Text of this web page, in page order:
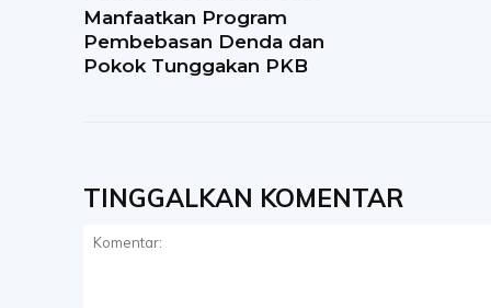
Manfaatkan Program
Pembebasan Denda dan
Pokok Tunggakan PKB
TINGGALKAN KOMENTAR